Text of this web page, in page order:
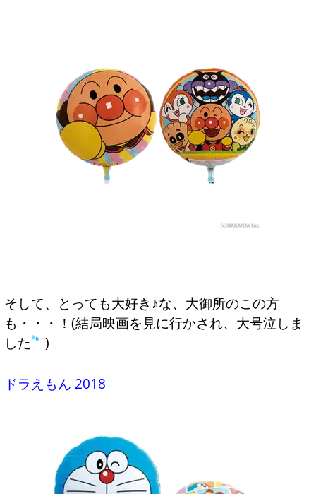
そして、とっても大好き♪な、大御所のこの方
も・・・！(結局映画を見に行かされ、大号泣しま
した
)
ドラえもん 2018